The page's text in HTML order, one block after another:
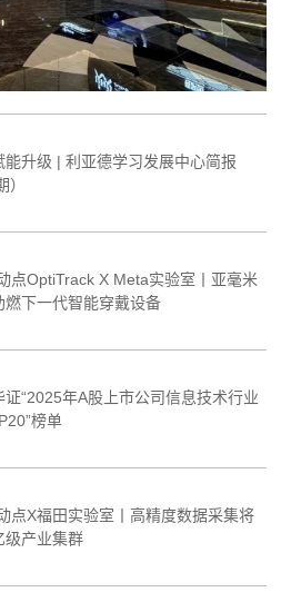
能升级 | 利亚德学习发展中心简报
）
点OptiTrack X Meta实验室丨亚毫米
燃下一代智能穿戴设备
证“2025年A股上市公司信息技术行业
榜单
点X福田实验室丨高精度数据采集将
级产业集群